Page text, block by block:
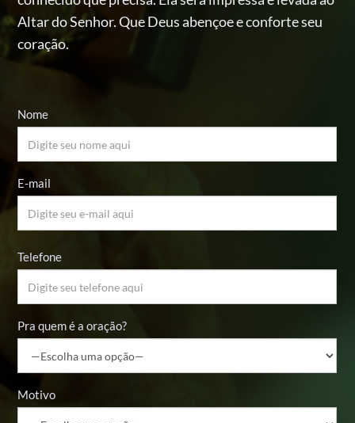
Altar do Senhor.Que Deus abençoe e conforte seu
coração.
Nome
E-mail
Telefone
Pra quem é a oração?
Motivo